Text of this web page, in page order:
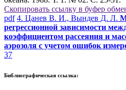
Скопировать ссылку в буфер
pdf 4. Цанев В. И., Вындев Д. Л.
регрессионной зависимости
коэффициентом рассеяния и
аэрозоля с учетом ошибок
37
Библиографическая ссылка: